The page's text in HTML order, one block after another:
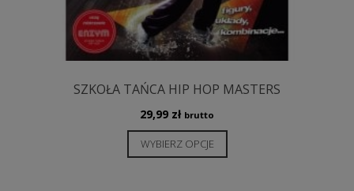
SZKOŁA TAŃCA HIP HOP MASTERS
29,99 zł brutto
WYBIERZ OPCJE
produkt